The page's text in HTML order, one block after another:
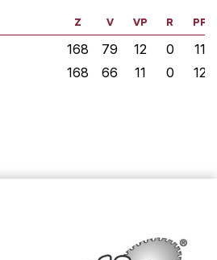
Z V VP R PP
168 79 12 0
11
168 66 11 0 12